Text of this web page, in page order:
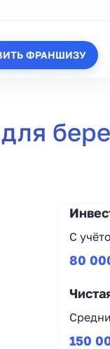
ФРАНШИЗУ
С
80
150